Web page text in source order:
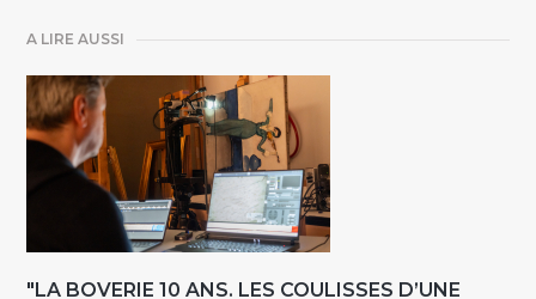
A LIRE AUSSI
"LA BOVERIE 10 ANS. LES COULISSES D’UNE